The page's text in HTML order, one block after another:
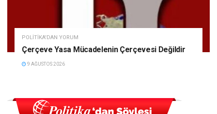
POLITIKA'DAN YORUM
Çerçeve Yasa Mücadelenin Çerçevesi Değildir
9 AĞUSTOS 2026